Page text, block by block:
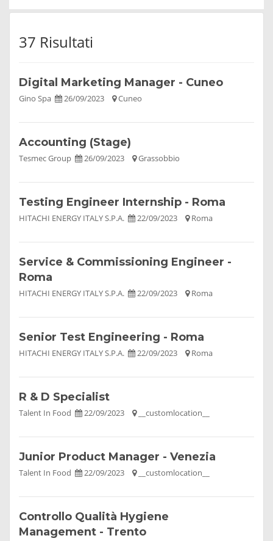
37 Risultati
Digital Marketing Manager - Cuneo
Gino Spa 26/09/2023 Cuneo
Accounting (Stage)
Tesmec Group 26/09/2023 Grassobbio
Testing Engineer Internship - Roma
HITACHI ENERGY ITALY S.P.A. 22/09/2023 Roma
Service & Commissioning Engineer -
Roma
HITACHI ENERGY ITALY S.P.A. 22/09/2023 Roma
Senior Test Engineering - Roma
HITACHI ENERGY ITALY S.P.A. 22/09/2023 Roma
R & D Specialist
Talent In Food 22/09/2023 __customlocation__
Junior Product Manager - Venezia
Talent In Food 22/09/2023 __customlocation__
Controllo Qualità Hygiene
Management - Trento